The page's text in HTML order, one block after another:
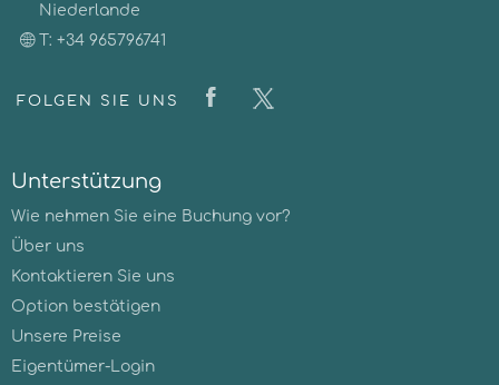
Niederlande
T: +34 965796741
FOLGEN SIE UNS
Unterstützung
Wie nehmen Sie eine Buchung vor?
Über uns
Kontaktieren Sie uns
Option bestätigen
Unsere Preise
Eigentümer-Login